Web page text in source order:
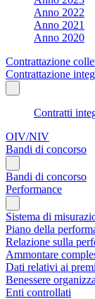
Anno 2022
Anno 2021
Anno 2020
Contrattazione
Contrattazione
Contratti
OIV/NIV
Bandi di concorso
Bandi di concorso
Performance
Sistema di
Piano della
Relazione sulla
Ammontare
Dati relativi ai premi
Benessere
Enti controllati